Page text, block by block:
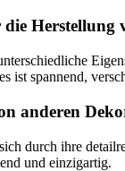
Herstellung‍
ist⁣ spannend,
anderen
durch ihre
und​ einzigartig.